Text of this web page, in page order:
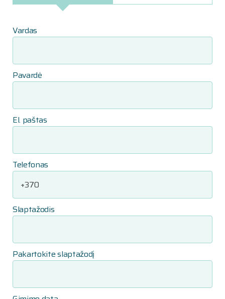
Vardas
Pavardė
El. paštas
Telefonas
Slaptažodis
Pakartokite slaptažodį